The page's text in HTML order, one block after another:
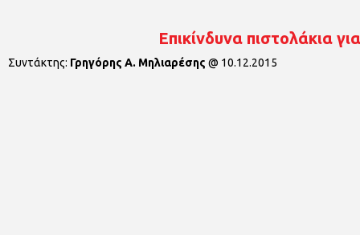
Επικίνδυνα πιστολάκια
Συντάκτης: Γρηγόρης Α. Μηλιαρέσης @ 10.12.2015